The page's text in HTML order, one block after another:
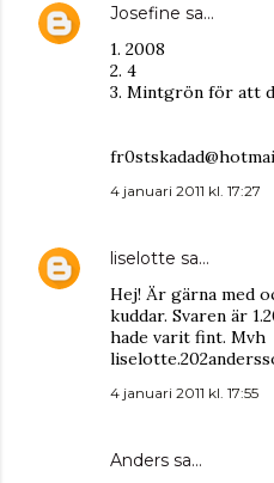
Josefine sa…
1. 2008
2. 4
3. Mintgrön för att
4 januari 2011 kl. 17:27
liselotte sa…
Hej! Är gärna med
kuddar. Svaren är
hade varit fint. Mvh
4 januari 2011 kl. 17:55
Anders sa…